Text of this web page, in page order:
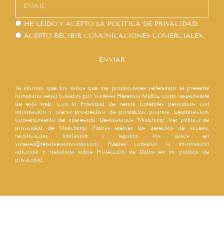
HE LEÍDO Y ACEPTO LA POLÍTICA DE PRIVACIDAD.
ACEPTO RECIBIR COMUNICACIONES COMERCIALES.
ENVIAR
Te informo que los datos que me proporciones rellenando el presente
formulario serán tratados por Vanessa Herencia Muñoz como responsable
de esta web. Con la Finalidad de remitir boletines periódicos con
información y oferta prospectiva de productos propios. Legitimación:
Consentimiento del interesado. Destinatarios: Mailchimp. Ver política de
privacidad de Mailchimp. Podrás ejercer tus derechos de acceso,
rectificación, limitación y suprimir los datos en
vanessa@renataenamorada.com. Puedes consultar la información
adicional y detallada sobre Protección de Datos en mi política de
privacidad.